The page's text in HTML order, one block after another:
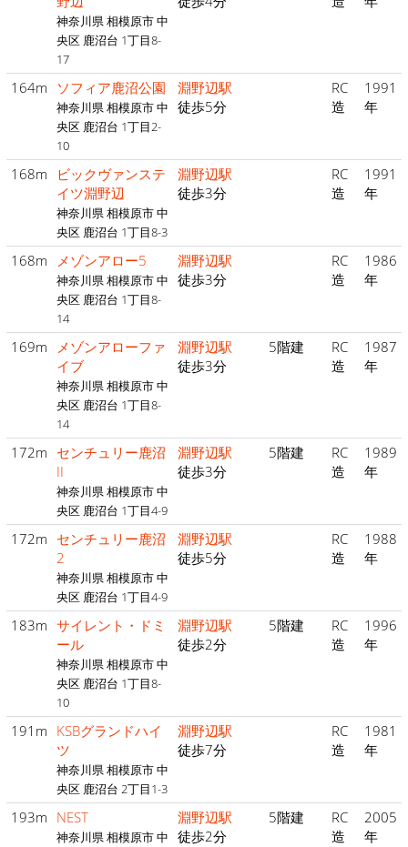
神奈川県 相模原市 中
央区 鹿沼台 1丁目8-
17
164m ソフィア鹿沼公園
神奈川県 相模原市 中
央区 鹿沼台 1丁目2-
10
淵野辺駅
徒歩5分
RC
造
1991
年
168m
ビックヴァンステ
イツ淵野辺
神奈川県 相模原市 中
央区 鹿沼台 1丁目8-3
淵野辺駅
徒歩3分
RC
造
1991
年
168m メゾンアロー5
神奈川県 相模原市 中
央区 鹿沼台 1丁目8-
14
淵野辺駅
徒歩3分
RC
造
1986
年
169m
メゾンアローファ
イブ
神奈川県 相模原市 中
央区 鹿沼台 1丁目8-
14
淵野辺駅
徒歩3分
5階建
RC
造
1987
年
172m センチュリー鹿沼
II
神奈川県 相模原市 中
央区 鹿沼台 1丁目4-9
淵野辺駅
徒歩3分
5階建
RC
造
1989
年
172m センチュリー鹿沼
2
神奈川県 相模原市 中
央区 鹿沼台 1丁目4-9
淵野辺駅
徒歩5分
RC
造
1988
年
183m サイレント・ドミ
ール
神奈川県 相模原市 中
央区 鹿沼台 1丁目8-
10
淵野辺駅
徒歩2分
5階建
RC
造
1996
年
191m KSBグランドハイ
ツ
神奈川県 相模原市 中
央区 鹿沼台 2丁目1-3
淵野辺駅
徒歩7分
RC
造
1981
年
193m NEST
神奈川県 相模原市 中
淵野辺駅
徒歩2分
5階建
RC
造
2005
年